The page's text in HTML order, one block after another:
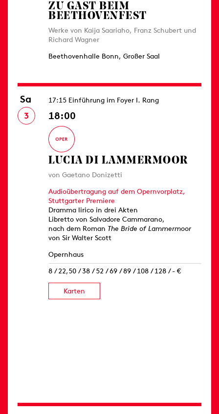
ZU GAST BEIM
BEETHOVENFEST
Werke von Kaija Saariaho, Franz Schubert und
Richard Wagner
Beethovenhalle Bonn, Großer Saal
Sa
3
17:15 Einführung im Foyer I. Rang
18:00
LUCIA DI LAMMERMOOR
von Gaetano Donizetti
Audioübertragung auf dem Opernvorplatz,
Stuttgarter Premiere
Dramma lirico in drei Akten
Libretto von Salvadore Cammarano,
nach dem Roman The Bride of Lammermoor
von Sir Walter Scott
Opernhaus
8 / 22,50 / 38 / 52 / 69 / 89 / 108 / 128 / - €
Karten